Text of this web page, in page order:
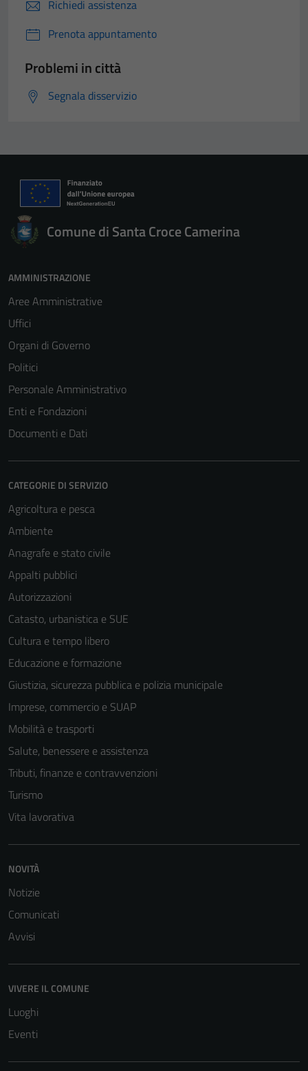
Richiedi assistenza
Prenota appuntamento
Problemi in città
Segnala disservizio
Comune di Santa Croce Camerina
AMMINISTRAZIONE
Aree Amministrative
Uffici
Organi di Governo
Politici
Personale Amministrativo
Enti e Fondazioni
Documenti e Dati
CATEGORIE DI SERVIZIO
Agricoltura e pesca
Ambiente
Anagrafe e stato civile
Appalti pubblici
Autorizzazioni
Catasto, urbanistica e SUE
Cultura e tempo libero
Educazione e formazione
Giustizia, sicurezza pubblica e polizia municipale
Imprese, commercio e SUAP
Mobilità e trasporti
Salute, benessere e assistenza
Tributi, finanze e contravvenzioni
Turismo
Vita lavorativa
NOVITÀ
Notizie
Comunicati
Avvisi
VIVERE IL COMUNE
Luoghi
Eventi